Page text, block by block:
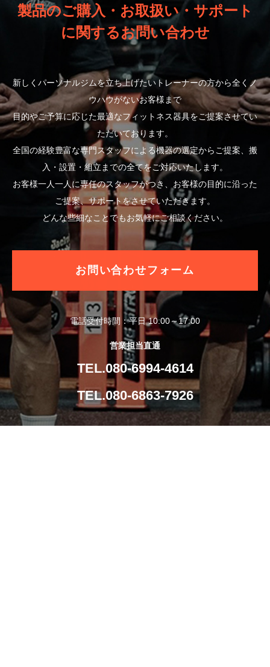
製品のご購入・お取扱い・サポート
に関するお問い合わせ
新しくパーソナルジムを立ち上げたいトレーナーの方から全くノ
ウハウがないお客様まで
目的やご予算に応じた最適なフィットネス器具をご提案させてい
ただいております。
全国の経験豊富な専門スタッフによる機器の選定からご提案、搬
入・設置・組立までの全てをご対応いたします。
お客様一人一人に専任のスタッフがつき、お客様の目的に沿った
ご提案、サポートをさせていただきます。
どんな些細なことでもお気軽にご相談ください。
お問い合わせフォーム
電話受付時間：平日 10:00～17:00
営業担当直通
TEL.080-6994-4614
TEL.080-6863-7926